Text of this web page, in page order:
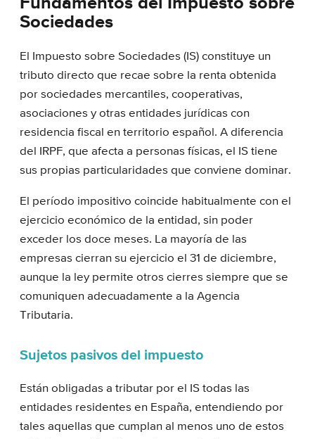
Sociedades
El Impuesto sobre Sociedades (IS) constituye un
tributo directo que recae sobre la renta obtenida
por sociedades mercantiles, cooperativas,
asociaciones y otras entidades jurídicas con
residencia fiscal en territorio español. A diferencia
del IRPF, que afecta a personas físicas, el IS tiene
sus propias particularidades que conviene dominar.
El período impositivo coincide habitualmente con el
ejercicio económico de la entidad, sin poder
exceder los doce meses. La mayoría de las
empresas cierran su ejercicio el 31 de diciembre,
aunque la ley permite otros cierres siempre que se
comuniquen adecuadamente a la Agencia
Tributaria.
Sujetos pasivos del impuesto
Están obligadas a tributar por el IS todas las
entidades residentes en España, entendiendo por
tales aquellas que cumplan al menos uno de estos